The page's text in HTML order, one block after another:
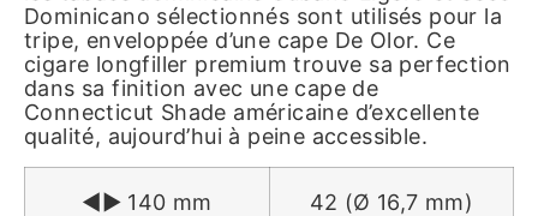
Dominicano sélectionnés sont utilisés pour la
tripe, enveloppée d’une cape De Olor. Ce
cigare longfiller premium trouve sa perfection
dans sa finition avec une cape de
Connecticut Shade américaine d’excellente
qualité, aujourd’hui à peine accessible.
◄► 140 mm 42 (Ø 16,7 mm)